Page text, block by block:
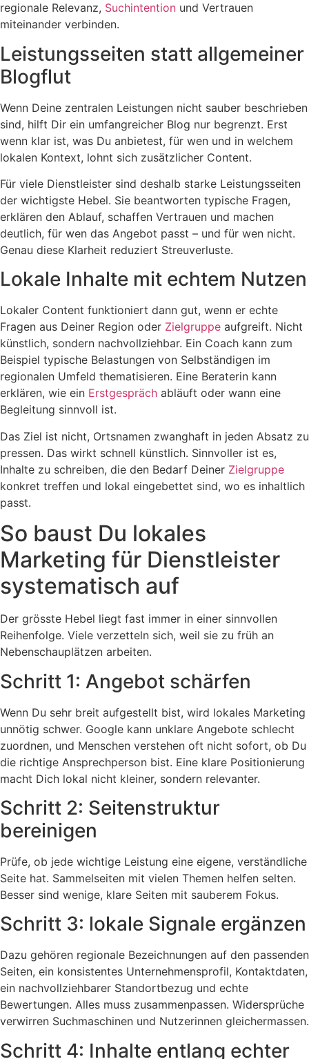
regionale Relevanz, Suchintention und Vertrauen
miteinander verbinden.
Leistungsseiten statt allgemeiner
Blogflut
Wenn Deine zentralen Leistungen nicht sauber beschrieben
sind, hilft Dir ein umfangreicher Blog nur begrenzt. Erst
wenn klar ist, was Du anbietest, für wen und in welchem
lokalen Kontext, lohnt sich zusätzlicher Content.
Für viele Dienstleister sind deshalb starke Leistungsseiten
der wichtigste Hebel. Sie beantworten typische Fragen,
erklären den Ablauf, schaffen Vertrauen und machen
deutlich, für wen das Angebot passt – und für wen nicht.
Genau diese Klarheit reduziert Streuverluste.
Lokale Inhalte mit echtem Nutzen
Lokaler Content funktioniert dann gut, wenn er echte
Fragen aus Deiner Region oder Zielgruppe aufgreift. Nicht
künstlich, sondern nachvollziehbar. Ein Coach kann zum
Beispiel typische Belastungen von Selbständigen im
regionalen Umfeld thematisieren. Eine Beraterin kann
erklären, wie ein Erstgespräch abläuft oder wann eine
Begleitung sinnvoll ist.
Das Ziel ist nicht, Ortsnamen zwanghaft in jeden Absatz zu
pressen. Das wirkt schnell künstlich. Sinnvoller ist es,
Inhalte zu schreiben, die den Bedarf Deiner Zielgruppe
konkret treffen und lokal eingebettet sind, wo es inhaltlich
passt.
So baust Du lokales
Marketing für Dienstleister
systematisch auf
Der grösste Hebel liegt fast immer in einer sinnvollen
Reihenfolge. Viele verzetteln sich, weil sie zu früh an
Nebenschauplätzen arbeiten.
Schritt 1: Angebot schärfen
Wenn Du sehr breit aufgestellt bist, wird lokales Marketing
unnötig schwer. Google kann unklare Angebote schlecht
zuordnen, und Menschen verstehen oft nicht sofort, ob Du
die richtige Ansprechperson bist. Eine klare Positionierung
macht Dich lokal nicht kleiner, sondern relevanter.
Schritt 2: Seitenstruktur
bereinigen
Prüfe, ob jede wichtige Leistung eine eigene, verständliche
Seite hat. Sammelseiten mit vielen Themen helfen selten.
Besser sind wenige, klare Seiten mit sauberem Fokus.
Schritt 3: lokale Signale ergänzen
Dazu gehören regionale Bezeichnungen auf den passenden
Seiten, ein konsistentes Unternehmensprofil, Kontaktdaten,
ein nachvollziehbarer Standortbezug und echte
Bewertungen. Alles muss zusammenpassen. Widersprüche
verwirren Suchmaschinen und Nutzerinnen gleichermassen.
Schritt 4: Inhalte entlang echter